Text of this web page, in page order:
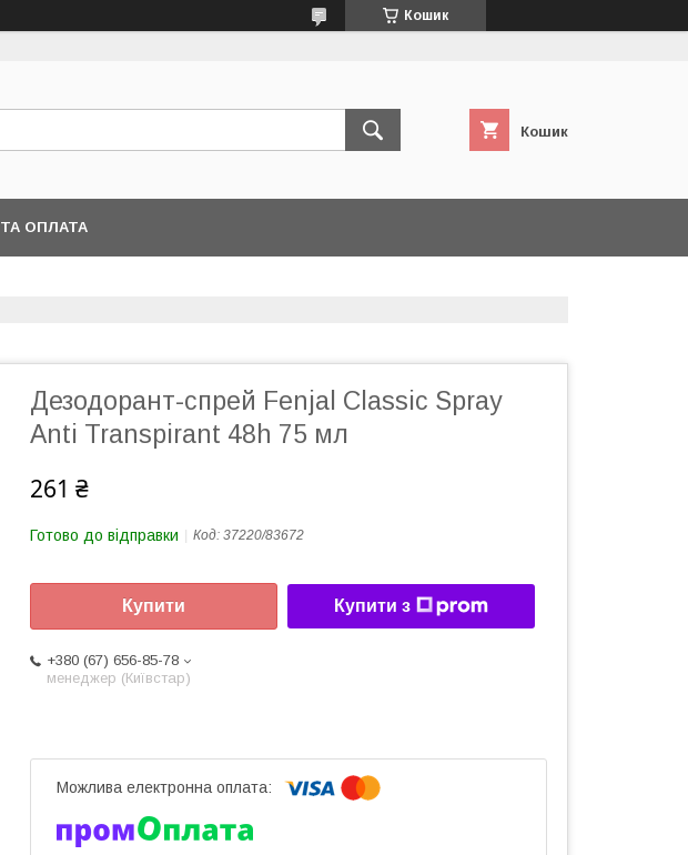
Кошик
Кошик
ОПЛАТА
Дезодорант-спрей Fenjal Classic Spray
Anti Transpirant 48h 75 мл
261 ₴
Готово до відправки Код: 37220/83672
Купити Купити з
+380 (67) 656-85-78
менеджер (Київстар)